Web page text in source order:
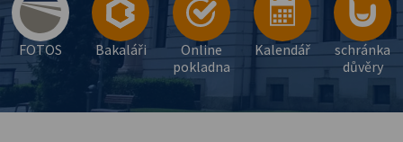
FOTOS Bakaláři
Online
pokladna
Kalendář
schránka
důvěry